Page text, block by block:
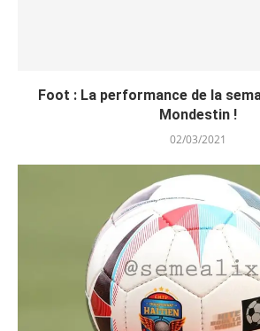
Foot : La performance de la
Mondestin !
02/03/2021